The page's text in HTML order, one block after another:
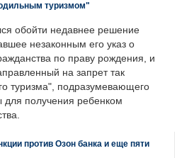
туризмом"
обойти недавнее решение
незаконным его указ о
по праву рождения, и
на запрет так
туризма", подразумевающего
для получения ребенком
против Озон банка и еще пяти